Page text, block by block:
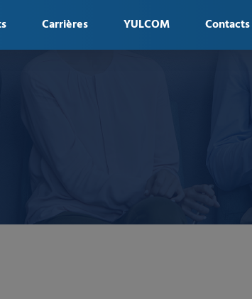
Carrières YULCOM Contacts